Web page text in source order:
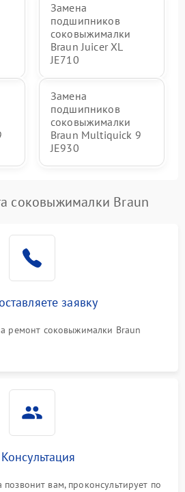
Замена
подшипников
соковыжималки
Braun Juicer XL
JE710
Замена
подшипников
соковыжималки
Braun Multiquick 9
JE930
соковыжималки Braun
заявку
ремонт соковыжималки Braun
вам, проконсультирует по